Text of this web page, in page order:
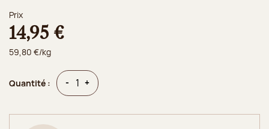
Prix
14,95 €
59,80 €/kg
Quantité : - Quantité
+Quantité